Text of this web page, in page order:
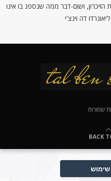
ושום-דבר ממה שנספג בו אינו
דה וינצ'י
שמורות
BACK